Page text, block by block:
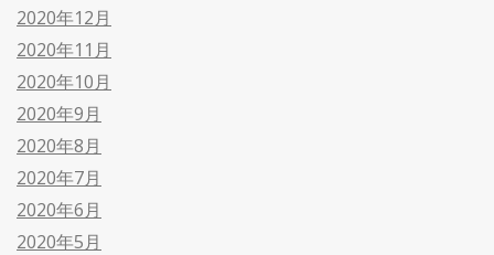
2020年12月
2020年11月
2020年10月
2020年9月
2020年8月
2020年7月
2020年6月
2020年5月